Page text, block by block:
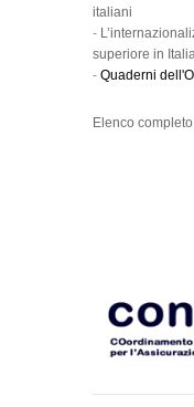
italiani
-
superiore in
- Quaderni
Elenco completo